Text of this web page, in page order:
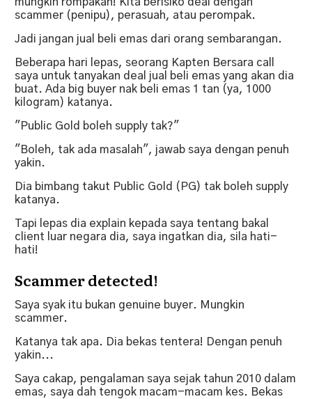
scammer (penipu), perasuah, atau perompak.
Jadi jangan jual beli emas dari orang sembarangan.
Beberapa hari lepas, seorang Kapten Bersara call
saya untuk tanyakan deal jual beli emas yang akan dia
buat. Ada big buyer nak beli emas 1 tan (ya, 1000
kilogram) katanya.
"Public Gold boleh supply tak?"
"Boleh, tak ada masalah", jawab saya dengan penuh
yakin.
Dia bimbang takut Public Gold (PG) tak boleh supply
katanya.
Tapi lepas dia explain kepada saya tentang bakal
client luar negara dia, saya ingatkan dia, sila hati-
hati!
Scammer detected!
Saya syak itu bukan genuine buyer. Mungkin
scammer.
Katanya tak apa. Dia bekas tentera! Dengan penuh
yakin...
Saya cakap, pengalaman saya sejak tahun 2010 dalam
emas, saya dah tengok macam-macam kes. Bekas